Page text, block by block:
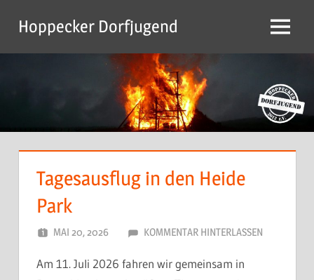
Inhalt
springen
Hoppecker Dorfjugend Menu
Tagesausflug in den Heide
Park
MAI 20, 2026 DORFJUGEND
KOMMENTAR HINTERLASSEN
Am 11. Juli 2026 fahren wir gemeinsam in